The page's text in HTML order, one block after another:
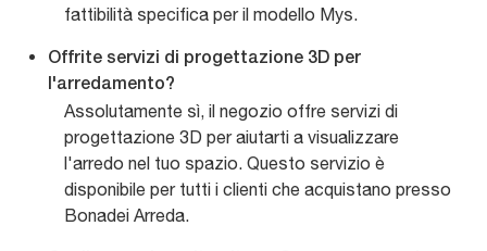
fattibilità specifica per il modello Mys.
Offrite servizi di progettazione 3D per
l'arredamento?
Assolutamente sì, il negozio offre servizi di
progettazione 3D per aiutarti a visualizzare
l'arredo nel tuo spazio. Questo servizio è
disponibile per tutti i clienti che acquistano presso
Bonadei Arreda.